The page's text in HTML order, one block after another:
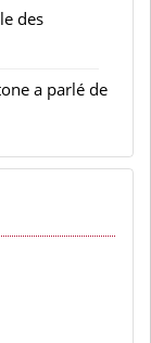
des
a parlé de